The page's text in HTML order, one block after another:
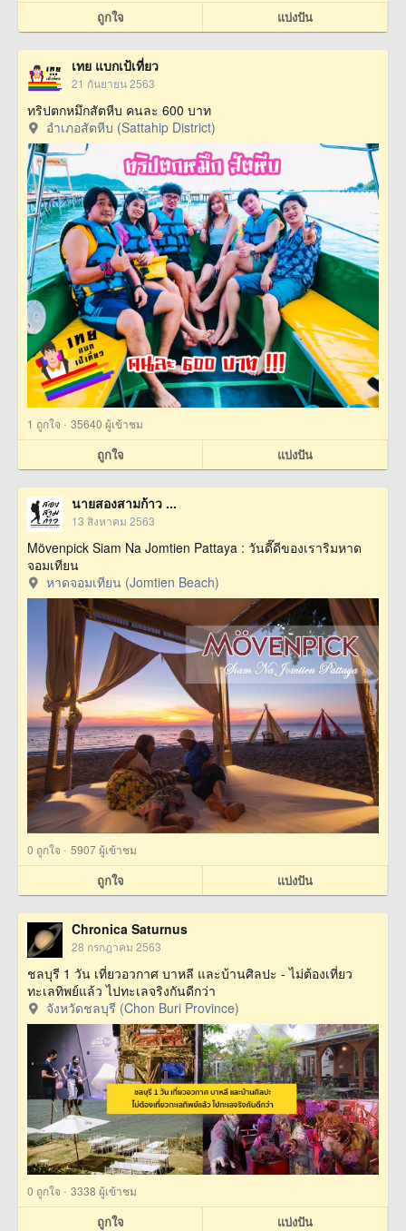
ถูกใจ แบ่งปัน
เทย แบกเป้เที่ยว
21 กันยายน 2563
ทริปตกหมึกสัตหีบ คนละ 600 บาท
อำเภอสัตหีบ (Sattahip District)
1 ถูกใจ · 35640 ผู้เข้าชม
ถูกใจ แบ่งปัน
นายสองสามก้าว ...
13 สิงหาคม 2563
Mövenpick Siam Na Jomtien Pattaya : วันดี๊ดีของเราริมหาด
จอมเทียน
หาดจอมเทียน (Jomtien Beach)
0 ถูกใจ · 5907 ผู้เข้าชม
ถูกใจ แบ่งปัน
Chronica Saturnus
28 กรกฎาคม 2563
ชลบุรี 1 วัน เที่ยวอวกาศ บาหลี และบ้านศิลปะ - ไม่ต้องเที่ยว
ทะเลทิพย์แล้ว ไปทะเลจริงกันดีกว่า
จังหวัดชลบุรี (Chon Buri Province)
0 ถูกใจ · 3338 ผู้เข้าชม
ถูกใจ แบ่งปัน